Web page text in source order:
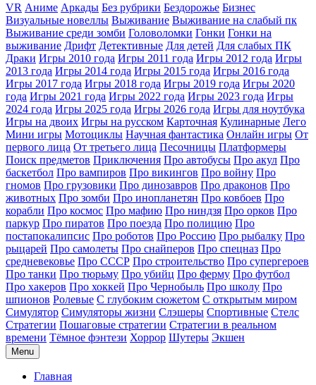
VR Аниме Аркады Без рубрики Бездорожье Бизнес
Визуальные новеллы Выживание Выживание на слабый пк
Выживание среди зомби Головоломки Гонки Гонки на
выживание Дрифт Детективные Для детей Для слабых ПК
Драки Игры 2010 года Игры 2011 года Игры 2012 года Игры
2013 года Игры 2014 года Игры 2015 года Игры 2016 года
Игры 2017 года Игры 2018 года Игры 2019 года Игры 2020
года Игры 2021 года Игры 2022 года Игры 2023 года Игры
2024 года Игры 2025 года Игры 2026 года Игры для ноутбука
Игры на двоих Игры на русском Карточная Кулинарные Лего
Мини игры Мотоциклы Научная фантастика Онлайн игры От
первого лица От третьего лица Песочницы Платформеры
Поиск предметов Приключения Про автобусы Про акул Про
баскетбол Про вампиров Про викингов Про войну Про
гномов Про грузовики Про динозавров Про драконов Про
животных Про зомби Про инопланетян Про ковбоев Про
корабли Про космос Про мафию Про ниндзя Про орков Про
паркур Про пиратов Про поезда Про полицию Про
постапокалипсис Про роботов Про Россию Про рыбалку Про
рыцарей Про самолеты Про снайперов Про спецназ Про
средневековье Про СССР Про строительство Про супергероев
Про танки Про тюрьму Про убийц Про ферму Про футбол
Про хакеров Про хоккей Про Чернобыль Про школу Про
шпионов Ролевые С глубоким сюжетом С открытым миром
Симулятор Симуляторы жизни Слэшеры Спортивные Стелс
Стратегии Пошаговые стратегии Стратегии в реальном
времени Тёмное фэнтези Хоррор Шутеры Экшен
Menu
Главная